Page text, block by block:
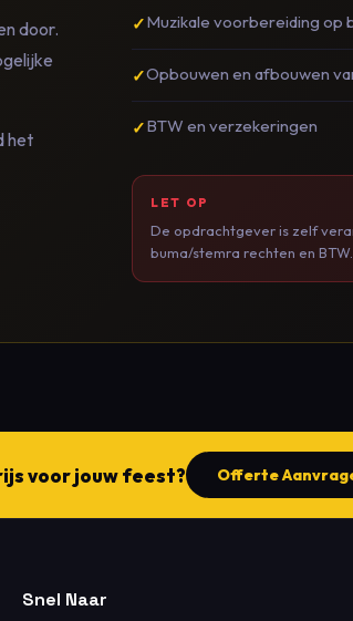
door.
het
Muzikale voorbereiding op
Opbouwen en afbouwen
BTW en verzekeringen
LET OP
De opdrachtgever is zelf
buma/stemra rechten en BTW.
voor jouw feest? Offerte
Snel Naar